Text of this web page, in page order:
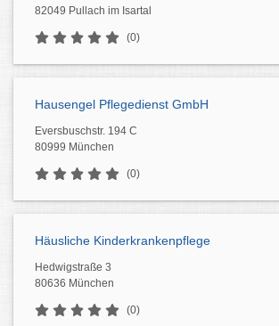
82049 Pullach im Isartal
(0)
Hausengel Pflegedienst GmbH
Eversbuschstr. 194 C
80999 München
(0)
Häusliche Kinderkrankenpflege
Hedwigstraße 3
80636 München
(0)